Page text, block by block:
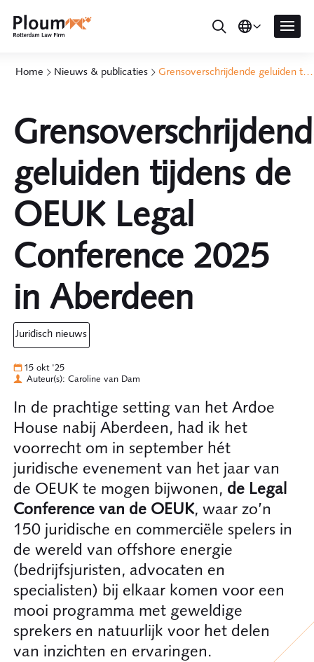
Home Nieuws & publicaties Grensoverschrijdende geluiden tijdens de OEUK Legal Conference 2025 in Aberdeen
geluiden tijdens de
OEUK Legal
Conference 2025
in Aberdeen
juridisch nieuws
15 okt '25
Auteur(s): Caroline van Dam
In de prachtige setting van het Ardoe
House nabij Aberdeen, had ik het
voorrecht om in september hét
juridische evenement van het jaar van
de OEUK te mogen bijwonen, de Legal
Conference van de OEUK, waar zo’n
150 juridische en commerciële spelers in
de wereld van offshore energie
(bedrijfsjuristen, advocaten en
specialisten) bij elkaar komen voor een
mooi programma met geweldige
sprekers en natuurlijk voor het delen
van inzichten en ervaringen.